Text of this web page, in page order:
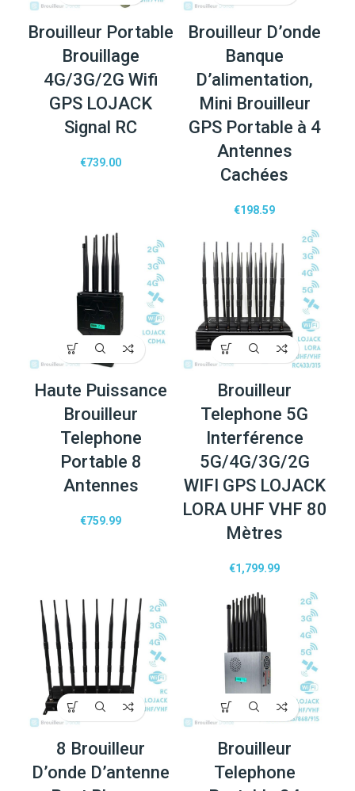
Brouilleur Portable
Brouillage
4G/3G/2G Wifi
GPS LOJACK
Signal RC
€739.00
Brouilleur D’onde
Banque
D’alimentation,
Mini Brouilleur
GPS Portable à 4
Antennes
Cachées
€198.59
Haute Puissance
Brouilleur
Telephone
Portable 8
Antennes
€759.99
Brouilleur
Telephone 5G
Interférence
5G/4G/3G/2G
WIFI GPS LOJACK
LORA UHF VHF 80
Mètres
€1,799.99
8 Brouilleur
D’onde D’antenne
Brouilleur
Telephone